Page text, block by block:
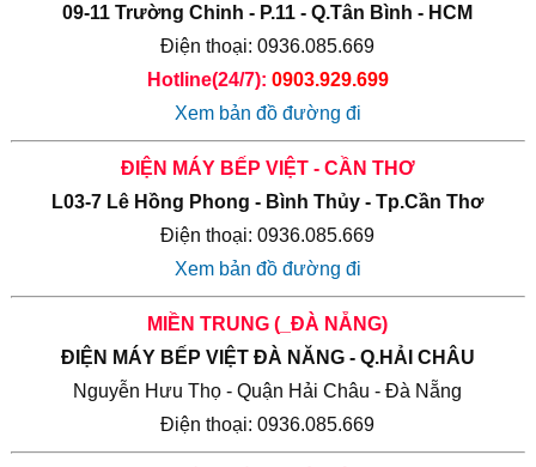
09-11 Trường Chinh - P.11 - Q.Tân Bình - HCM
Điện thoại: 0936.085.669
Hotline(24/7): 0903.929.699
Xem bản đồ đường đi
ĐIỆN MÁY BẾP VIỆT - CẦN THƠ
L03-7 Lê Hồng Phong - Bình Thủy - Tp.Cần Thơ
Điện thoại: 0936.085.669
Xem bản đồ đường đi
MIỀN TRUNG (_ĐÀ NẴNG)
ĐIỆN MÁY BẾP VIỆT ĐÀ NĂNG - Q.HẢI CHÂU
Nguyễn Hưu Thọ - Quận Hải Châu - Đà Nẵng
Điện thoại: 0936.085.669